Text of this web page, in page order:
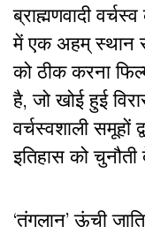
ब्राह्मणवादी
में एक अहम् स्थान
को ठीक करना
है, जो खोई हुई
वर्चस्वशाली समूहों
इतिहास को
‘तंगलान’ ऊंची